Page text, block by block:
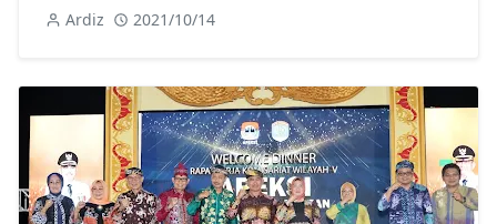
Ardiz 2021/10/14